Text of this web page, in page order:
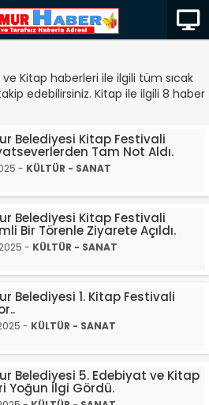
Kitap haberleri ile ilgili tüm sıcak
edebilirsiniz. Kitap ile ilgili 8 haber
Belediyesi Kitap Festivali
Tam Not Aldı.
- KÜLTÜR - SANAT
Belediyesi Kitap Festivali
Bir Törenle Ziyarete Açıldı.
- KÜLTÜR - SANAT
Belediyesi 1. Kitap Festivali
- KÜLTÜR - SANAT
Belediyesi 5. Edebiyat ve Kitap
Yoğun İlgi Gördü.